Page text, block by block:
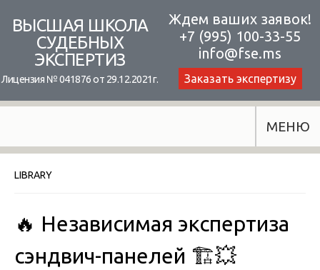
content
ВЫСШАЯ ШКОЛА
СУДЕБНЫХ
ЭКСПЕРТИЗ
Лицензия № 041876 от 29.12.2021г.
Ждем ваших заявок!
+7 (995) 100-33-55
info@fse.ms
Заказать экспертизу
МЕНЮ
LIBRARY
🔥 Независимая экспертиза
сэндвич-панелей 🏗️💥